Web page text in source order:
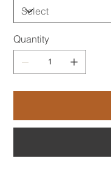
Quantity